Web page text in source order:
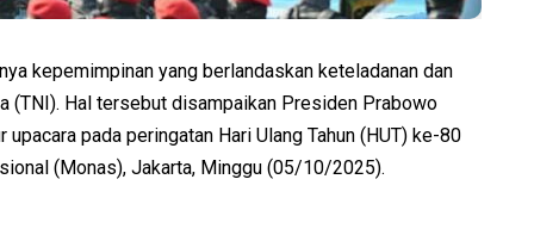
kepemimpinan yang berlandaskan keteladanan dan
(TNI). Hal tersebut disampaikan Presiden Prabowo
pada peringatan Hari Ulang Tahun (HUT) ke-80
(Monas), Jakarta, Minggu (05/10/2025).